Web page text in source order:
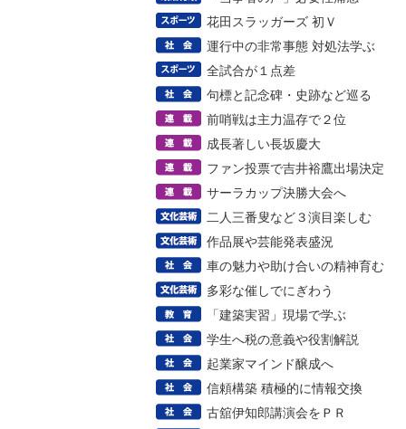
花田スラッガーズ 初Ｖ
運行中の非常事態 対処法学ぶ
全試合が１点差
句標と記念碑・史跡など巡る
前哨戦は主力温存で２位
成長著しい長坂慶大
ファン投票で吉井裕鷹出場決定
サーラカップ決勝大会へ
二人三番叟など３演目楽しむ
作品展や芸能発表盛況
車の魅力や助け合いの精神育む
多彩な催しでにぎわう
「建築実習」現場で学ぶ
学生へ税の意義や役割解説
起業家マインド醸成へ
信頼構築 積極的に情報交換
古舘伊知郎講演会をＰＲ